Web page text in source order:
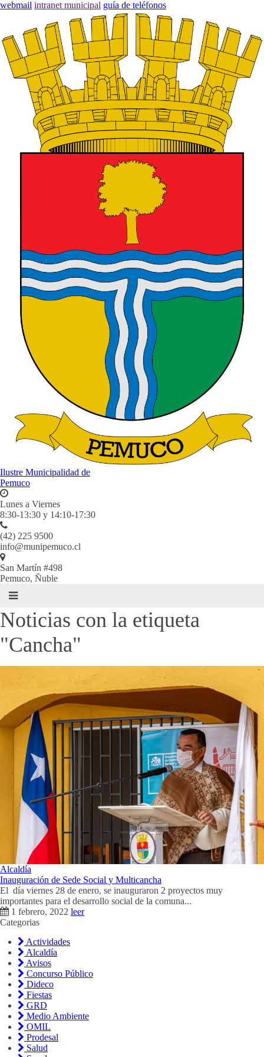
webmail intranet municipal guía de teléfonos
Ilustre Municipalidad de
Pemuco
Lunes a Viernes
8:30-13:30 y 14:10-17:30
(42) 225 9500
info@munipemuco.cl
San Martín #498
Pemuco, Ñuble
Noticias con la etiqueta
"Cancha"
Alcaldía
Inauguración de Sede Social y Multicancha
El día viernes 28 de enero, se inauguraron 2 proyectos muy
importantes para el desarrollo social de la comuna...
1 febrero, 2022 leer
Categorias
Actividades
Alcaldía
Avisos
Concurso Público
Dideco
Fiestas
GRD
Medio Ambiente
OMIL
Prodesal
Salud